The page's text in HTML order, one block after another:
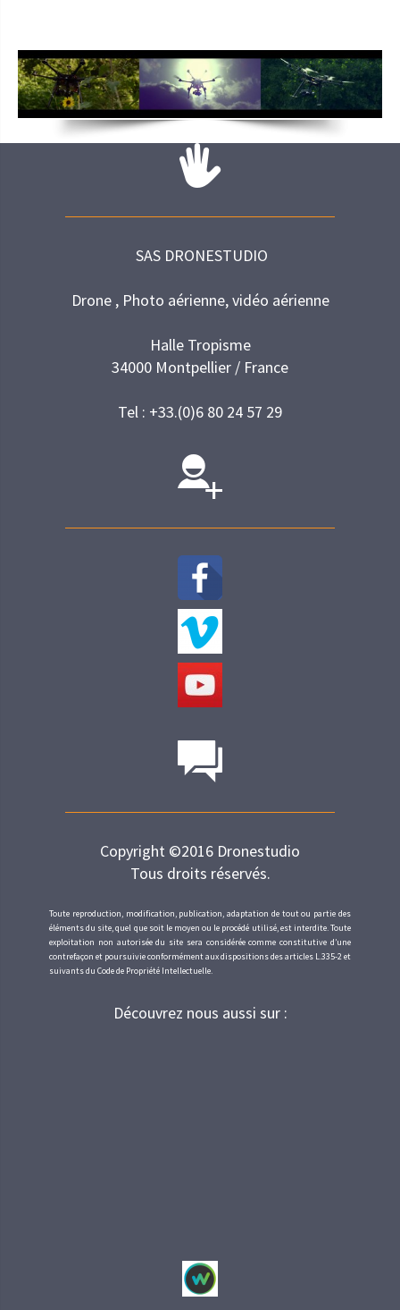
SAS DRONESTUDIO
Drone , Photo aérienne, vidéo aérienne
Halle Tropisme
34000 Montpellier / France
Tel : +33.(0)6 80 24 57 29
Copyright ©2016 Dronestudio
Tous droits réservés.
Toute reproduction, modification, publication, adaptation de tout ou partie des
éléments du site, quel que soit le moyen ou le procédé utilisé, est interdite. Toute
exploitation non autorisée du site sera considérée comme constitutive d’une
contrefaçon et poursuivie conformément aux dispositions des articles L.335-2 et
suivants du Code de Propriété Intellectuelle.
Découvrez nous aussi sur :